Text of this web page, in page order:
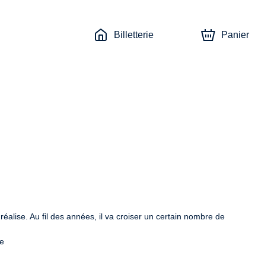
Billetterie Panier
Au fil des années, il va croiser un certain nombre de